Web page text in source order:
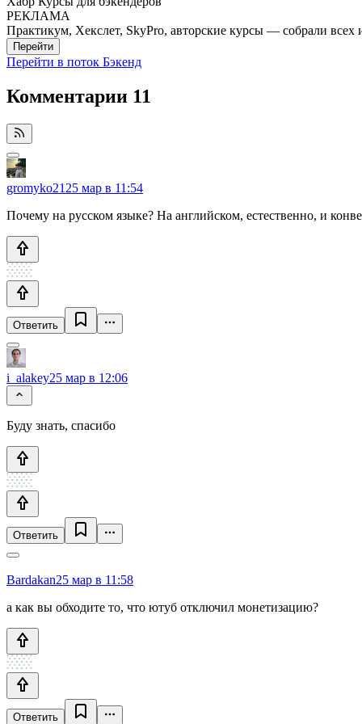
РЕКЛАМА
Практикум, Хекслет, SkyPro, авторские курсы — собрали
Перейти
Перейти в поток Бэкенд
Комментарии 11
gromyko21 25 мар в 11:54
Почему на русском языке? На английском, естественно, и
Ответить
i_alakey25 мар в 12:06
Буду знать, спасибо
Ответить
Bardakan25 мар в 11:58
а как вы обходите то, что ютуб отключил монетизацию?
Ответить